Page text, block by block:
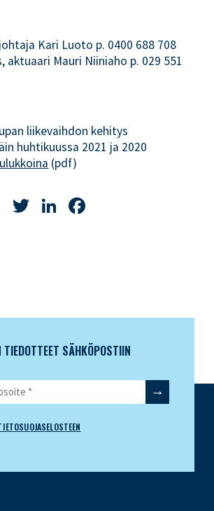
Kari Luoto p. 0400 688 708
aktuaari Mauri Niiniaho p. 029 551
liikevaihdon kehitys
huhtikuussa 2021 ja 2020
(pdf)
TwitterLinkedIn
SÄHKÖPOSTIIN